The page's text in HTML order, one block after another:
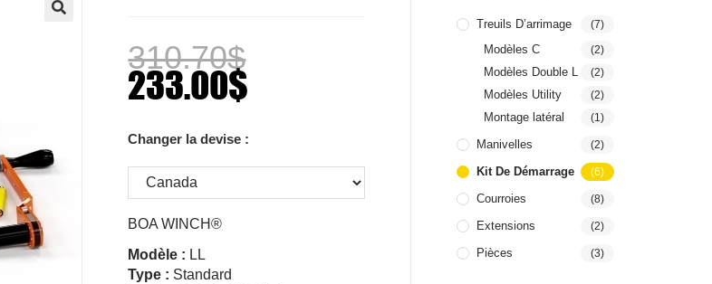
310.70$
233.00$
Changer la devise :
BOA WINCH®
Modèle : LL
Type : Standard
Treuils D’arrimage (7)
Modèles C (2)
Modèles Double L (2)
Modèles Utility (2)
Montage latéral (1)
Manivelles (2)
Kit De Démarrage (6)
Courroies (8)
Extensions (2)
Pièces (3)